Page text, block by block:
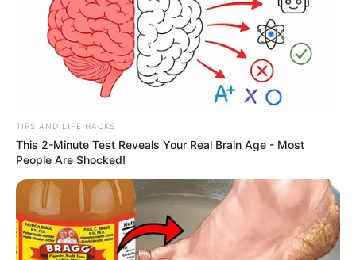
TIPS AND LIFE HACKS
This 2-Minute Test Reveals Your Real Brain Age - Most
People Are Shocked!